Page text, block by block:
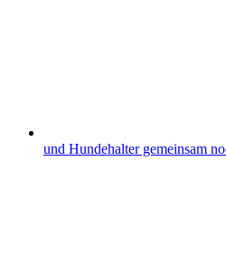
und Hundehalter gemeinsam